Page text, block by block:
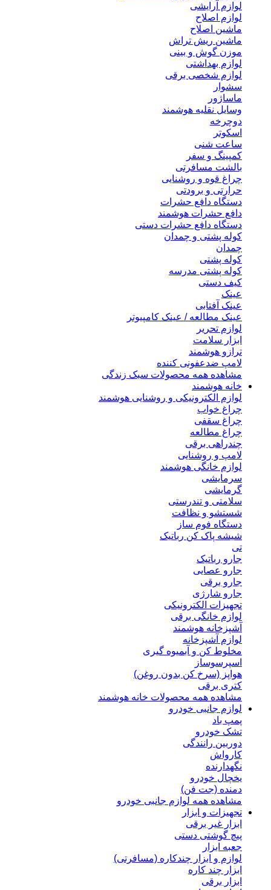
لوازم آرایشی
لوازم اصلاح
ماشین اصلاح
ماشین ریش تراش
موزن گوش و بینی
لوازم بهداشتی
لوازم شخصی برقی
سشوار
ماساژور
وسایل نقلیه هوشمند
دوچرخه
اسکوتر
ساعت شنی
کمپینگ و سفر
بالشت مسافرتی
چراغ قوه و روشنایی
حرارتی و برودتی
دستگاه دافع حشرات
دافع حشرات هوشمند
دستگاه دافع حشرات دستی
کوله پشتی و چمدان
چمدان
کوله پشتی
کوله پشتی مدرسه
کیف دستی
عینک
عینک آفتابی
عینک مطالعه / عینک کامپیوتر
لوازم تحریر
ابزار سلامت
ترازو هوشمند
لامپ ضدعفونی کننده
مشاهده همه محصولات سبک زندگی
خانه هوشمند
لوازم الکترونیکی و روشنایی هوشمند
چراغ خواب
چراغ سقفی
چراغ مطالعه
چندراهی برقی
لامپ و روشنایی
لوازم خانگی هوشمند
سرمایشی
گرمایشی
سلامتی و تندرستی
شستشو و نظافت
دستگاه فوم ساز
شیشه پاک کن رباتیک
تی
جارو رباتیک
جارو عصایی
جارو برقی
جارو شارژی
تجهیزات الکترونیکی
لوازم خانگی برقی
آشپزخانه هوشمند
لوازم آشپزخانه
مخلوط کن و آبمیوه گیری
اسپرسوساز
هواپز (سرخ کن بدون روغن)
کتری برقی
مشاهده همه محصولات خانه هوشمند
لوازم جانبی خودرو
پمپ باد
تشک خودرو
دوربین رانندگی
کارواش
نگهدارنده
یخچال خودرو
دمنده (جت فن)
مشاهده همه لوازم جانبی خودرو
تجهیزات و ابزار
ابزار غیر برقی
پیچ گوشتی دستی
جعبه ابزار
لوازم و ابزار چندکاره (مسافرتی)
ابزار چند کاره
ابزار برقی